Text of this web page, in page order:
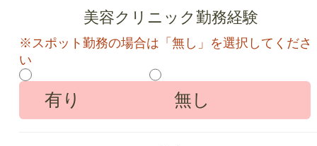
美容クリニック勤務経験
※スポット勤務の場合は「無し」を選択してくださ
い
有り 無し